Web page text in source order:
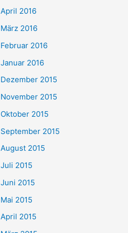
April 2016
März 2016
Februar 2016
Januar 2016
Dezember 2015
November 2015
Oktober 2015
September 2015
August 2015
Juli 2015
Juni 2015
Mai 2015
April 2015